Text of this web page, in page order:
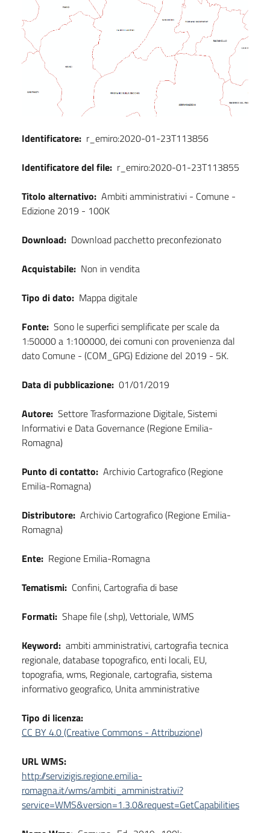
cartografico
Seguici
Identificatore: r_emiro:2020-01-23T113856
Identificatore del file: r_emiro:2020-01-23T113855
Titolo alternativo: Ambiti amministrativi - Comune -
Edizione 2019 - 100K
Download: Download pacchetto preconfezionato
Acquistabile: Non in vendita
Tipo di dato: Mappa digitale
Fonte: Sono le superfici semplificate per scale da
1:50000 a 1:100000, dei comuni con provenienza dal
dato Comune - (COM_GPG) Edizione del 2019 - 5K.
Data di pubblicazione: 01/01/2019
Autore: Settore Trasformazione Digitale, Sistemi
Informativi e Data Governance (Regione Emilia-
Romagna)
Punto di contatto: Archivio Cartografico (Regione
Emilia-Romagna)
Distributore: Archivio Cartografico (Regione Emilia-
Romagna)
Ente: Regione Emilia-Romagna
Tematismi: Confini, Cartografia di base
Formati: Shape file (.shp), Vettoriale, WMS
Keyword: ambiti amministrativi, cartografia tecnica
regionale, database topografico, enti locali, EU,
topografia, wms, Regionale, cartografia, sistema
informativo geografico, Unita amministrative
Tipo di licenza:
CC BY 4.0 (Creative Commons - Attribuzione)
URL WMS:
http://servizigis.regione.emilia-
romagna.it/wms/ambiti_amministrativi?
service=WMS&version=1.3.0&request=GetCapabilities